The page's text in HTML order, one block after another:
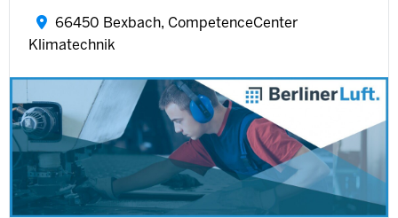
66450 Bexbach, CompetenceCenter
Klimatechnik